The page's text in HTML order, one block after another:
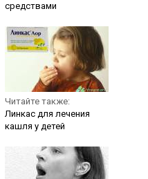
средствами
Читайте также:
Линкас для лечения
кашля у детей